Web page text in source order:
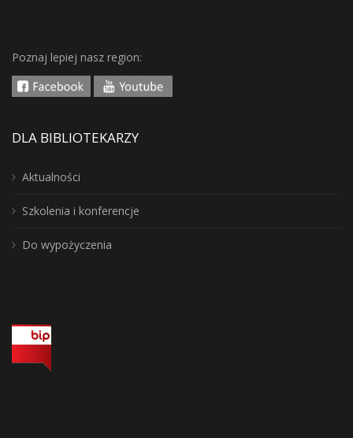
Poznaj lepiej nasz region:
DLA BIBLIOTEKARZY
Aktualności
Szkolenia i konferencje
Do wypożyczenia